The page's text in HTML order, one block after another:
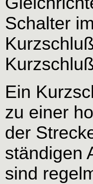
Schalter
Ein
zu einer
der
ständigen
sind